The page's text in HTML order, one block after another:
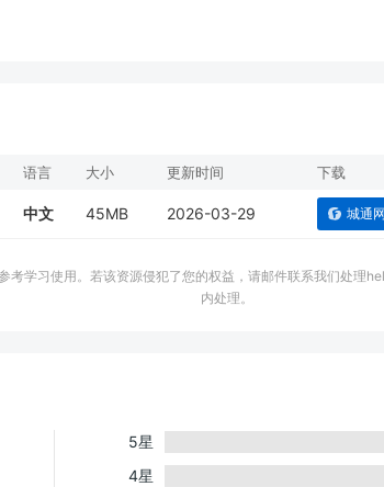
语言 大小 更新时间 下载
中文 45MB 2026-03-29 城通
考学习使用。若该资源侵犯了您的权益，请邮件联系我们处理
内处理。
5星
4星